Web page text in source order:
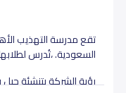
تقع مدرسة التهذيب
السعودية. ،تُدرس
رؤية الشركة بتنشئة